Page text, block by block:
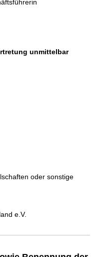
unmittelbar
oder sonstige
e.V.